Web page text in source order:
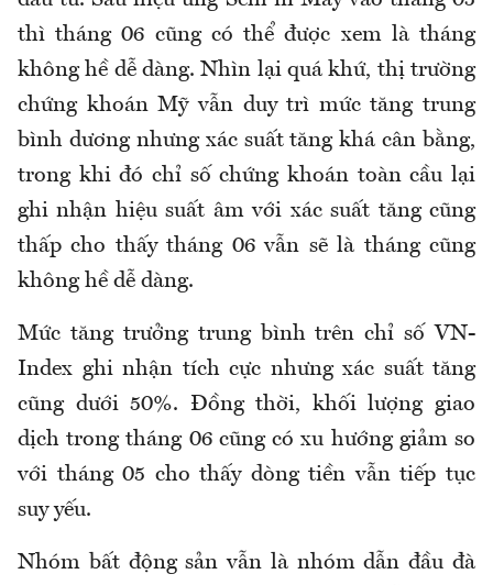
thì tháng 06 cũng có thể được xem là tháng
không hề dễ dàng. Nhìn lại quá khứ, thị trường
chứng khoán Mỹ vẫn duy trì mức tăng trung
bình dương nhưng xác suất tăng khá cân bằng,
trong khi đó chỉ số chứng khoán toàn cầu lại
ghi nhận hiệu suất âm với xác suất tăng cũng
thấp cho thấy tháng 06 vẫn sẽ là tháng cũng
không hề dễ dàng.
Mức tăng trưởng trung bình trên chỉ số VN-
Index ghi nhận tích cực nhưng xác suất tăng
cũng dưới 50%. Đồng thời, khối lượng giao
dịch trong tháng 06 cũng có xu hướng giảm so
với tháng 05 cho thấy dòng tiền vẫn tiếp tục
suy yếu.
Nhóm bất động sản vẫn là nhóm dẫn đầu đà